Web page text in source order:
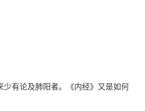
有论及肺阳者。《内经》又是如何